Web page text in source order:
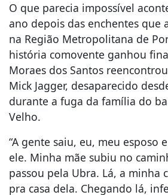
O que parecia impossível
ano depois das enchentes que
na Região Metropolitana de
história comovente ganhou
Moraes dos Santos
Mick Jagger, desaparecido
durante a fuga da família do
Velho.
“A gente saiu, eu, meu esposo
ele. Minha mãe subiu no
passou pela Ubra. Lá, a minha
pra casa dela. Chegando lá,